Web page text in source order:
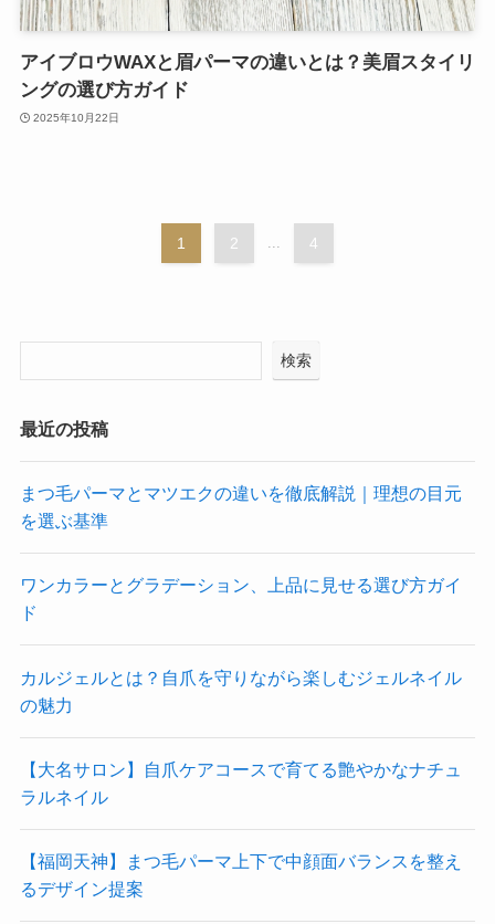
アイブロウWAXと眉パーマの違いとは？美眉スタイリ
ングの選び方ガイド
2025年10月22日
1 2 ... 4
検索
最近の投稿
まつ毛パーマとマツエクの違いを徹底解説｜理想の目元
を選ぶ基準
ワンカラーとグラデーション、上品に見せる選び方ガイ
ド
カルジェルとは？自爪を守りながら楽しむジェルネイル
の魅力
【大名サロン】自爪ケアコースで育てる艶やかなナチュ
ラルネイル
【福岡天神】まつ毛パーマ上下で中顔面バランスを整え
るデザイン提案